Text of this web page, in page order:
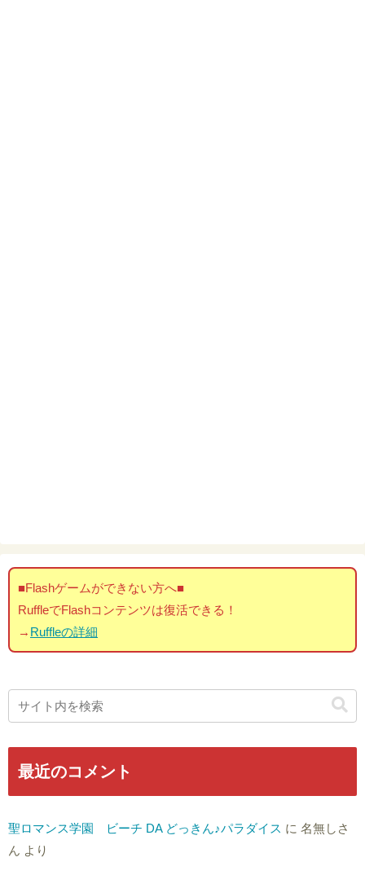
■Flashゲームができない方へ■
RuffleでFlashコンテンツは復活できる！
→ Ruffleの詳細
最近のコメント
聖ロマンス学園 ビーチ DA どっきん♪パラダイス に 名無しさ
ん より